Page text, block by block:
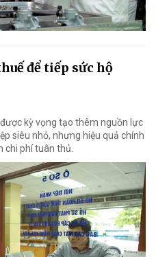
để tiếp sức hộ
kỳ vọng tạo thêm nguồn lực
siêu nhỏ, nhưng hiệu quả chính
chi phí tuân thủ.